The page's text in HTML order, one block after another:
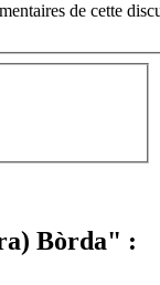
de cette
Bòrda" :